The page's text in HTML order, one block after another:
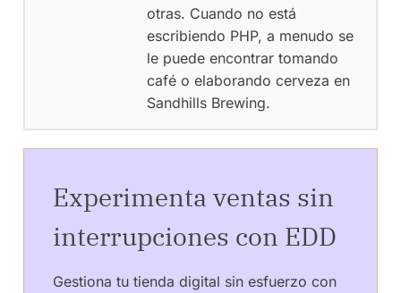
otras. Cuando no está
escribiendo PHP, a menudo se
le puede encontrar tomando
café o elaborando cerveza en
Sandhills Brewing.
Experimenta ventas sin
interrupciones con EDD
Gestiona tu tienda digital sin esfuerzo con